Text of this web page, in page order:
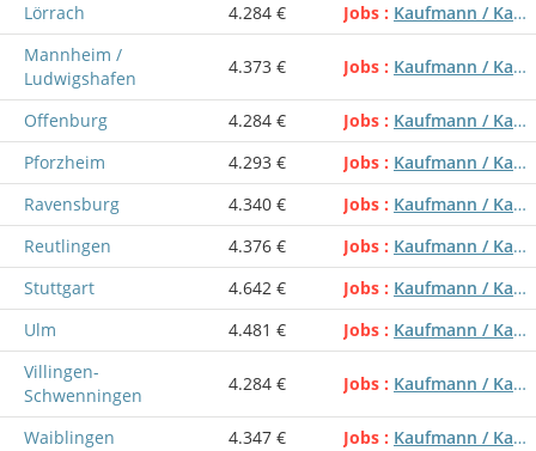
Lörrach
4.284 € Jobs
Kaufmann / Kauffrau in der Grundstücks- und Wohnungswirtschaft
Mannheim /
Ludwigshafen
4.373 € Jobs Kaufmann / Kauffrau in der Grundstücks- und Wohnungswirtschaft
Offenburg 4.284 € Jobs
Kaufmann / Kauffrau in der Grundstücks- und Wohnungswirtschaft
Pforzheim
4.293 € Jobs
Kaufmann / Kauffrau in der Grundstücks- und Wohnungswirtschaft
Ravensburg
4.340 € Jobs
Kaufmann / Kauffrau in der Grundstücks- und Wohnungswirtschaft
Reutlingen
4.376 € Jobs
Kaufmann / Kauffrau in der Grundstücks- und Wohnungswirtschaft
Stuttgart
4.642 € Jobs
Kaufmann / Kauffrau in der Grundstücks- und Wohnungswirtschaft
Ulm
4.481 € Jobs
Kaufmann / Kauffrau in der Grundstücks- und Wohnungswirtschaft
Villingen-
Schwenningen
4.284 € Jobs Kaufmann / Kauffrau in der Grundstücks- und Wohnungswirtschaft
Waiblingen 4.347 € Jobs Kaufmann / Kauffrau in der Grundstücks- und Wohnungswirtschaft